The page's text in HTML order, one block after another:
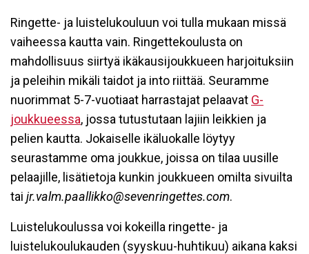
Ringette- ja luistelukouluun voi tulla mukaan missä
vaiheessa kautta vain. Ringettekoulusta on
mahdollisuus siirtyä ikäkausijoukkueen harjoituksiin
ja peleihin mikäli taidot ja into riittää. Seuramme
nuorimmat 5-7-vuotiaat harrastajat pelaavat G-
joukkueessa, jossa tutustutaan lajiin leikkien ja
pelien kautta. Jokaiselle ikäluokalle löytyy
seurastamme oma joukkue, joissa on tilaa uusille
pelaajille, lisätietoja kunkin joukkueen omilta sivuilta
tai jr.valm.paallikko@sevenringettes.com.
Luistelukoulussa voi kokeilla ringette- ja
luistelukoulukauden (syyskuu-huhtikuu) aikana kaksi